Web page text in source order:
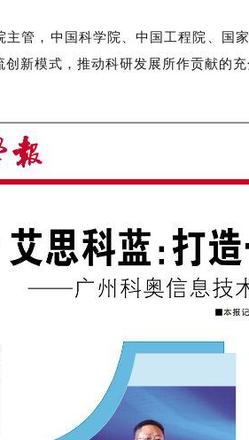
主管，中国科学院、中国工程院、
新模式，推动科研发展所作贡献的充